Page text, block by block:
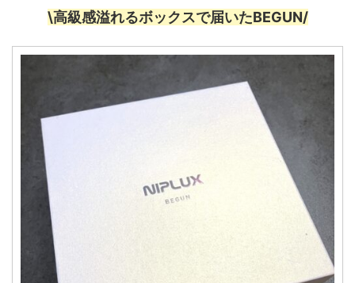
\高級感溢れるボックスで届いたBEGUN/